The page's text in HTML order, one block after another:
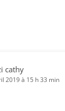
cathy
2019 à 15 h 33 min